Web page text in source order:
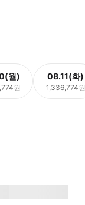
월)
원
08.11(화)
1,336,774원